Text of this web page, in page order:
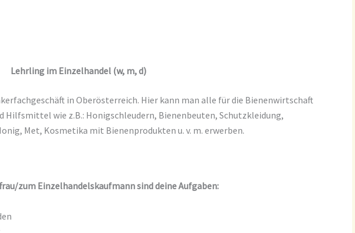
Lehrling im Einzelhandel (w, m, d)
in Oberösterreich. Hier kann man alle für die Bienenwirtschaft
Hilfsmittel wie z.B.: Honigschleudern, Bienenbeuten, Schutzkleidung,
Met, Kosmetika mit Bienenprodukten u. v. m. erwerben.
zum Einzelhandelskaufmann sind deine Aufgaben: